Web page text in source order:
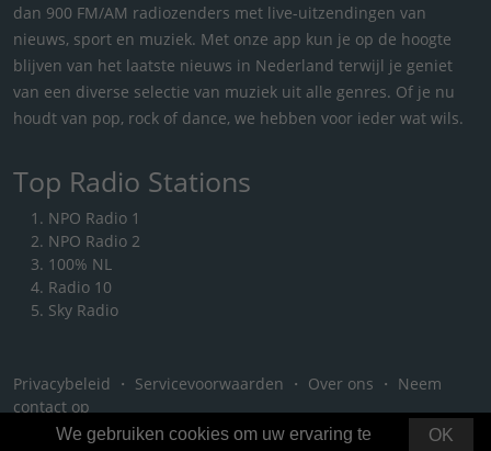
dan 900 FM/AM radiozenders met live-uitzendingen van
nieuws, sport en muziek. Met onze app kun je op de hoogte
blijven van het laatste nieuws in Nederland terwijl je geniet
van een diverse selectie van muziek uit alle genres. Of je nu
houdt van pop, rock of dance, we hebben voor ieder wat wils.
Top Radio Stations
NPO Radio 1
NPO Radio 2
100% NL
Radio 10
Sky Radio
Privacybeleid ・ Servicevoorwaarden ・ Over ons ・ Neem
contact op
OK
We gebruiken cookies om uw ervaring te